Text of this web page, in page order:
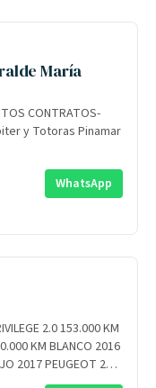
María
CONTRATOS-
WhatsApp